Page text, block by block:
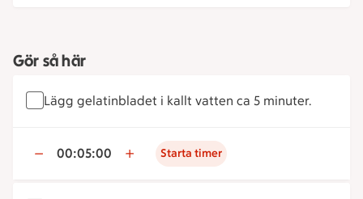
Gör så här
Lägg gelatinbladet i kallt vatten ca 5 minuter.
00:05:00 Starta timer